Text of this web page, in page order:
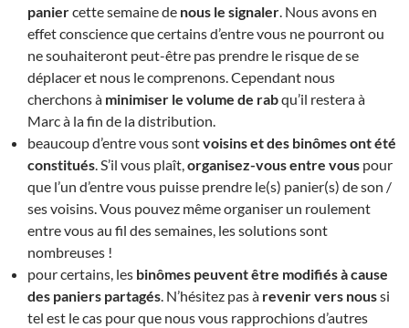
paniercette semaine de nous le signaler. Nous avons en
effet conscience que certains d’entre vous ne pourront ou
ne souhaiteront peut-être pas prendre le risque de se
déplacer et nous le comprenons. Cependant nous
cherchons à minimiser le volume de rabqu’il restera à
Marc à la fin de la distribution.
beaucoup d’entre vous sontvoisins et des binômes ont été
constitués. S’il vous plaît,organisez-vous entre vous pour
que l’un d’entre vous puisse prendre le(s) panier(s) de son /
ses voisins. Vous pouvez même organiser un roulement
entre vous au fil des semaines, les solutions sont
nombreuses !
pour certains, les binômes peuvent être modifiés à cause
des paniers partagés. N’hésitez pas à revenir vers noussi
tel est le cas pour que nous vous rapprochions d’autres